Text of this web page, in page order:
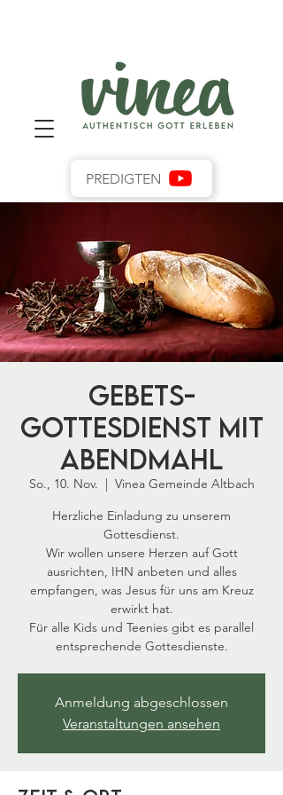
PREDIGTEN
Gebets-
Gottesdienst mit
Abendmahl
So., 10. Nov.
  |
Vinea Gemeinde Altbach
Herzliche Einladung zu unserem
Gottesdienst.
Wir wollen unsere Herzen auf Gott
ausrichten, IHN anbeten und alles
empfangen, was Jesus für uns am Kreuz
erwirkt hat.
Für alle Kids und Teenies gibt es parallel
entsprechende Gottesdienste.
Anmeldung abgeschlossen
Veranstaltungen ansehen